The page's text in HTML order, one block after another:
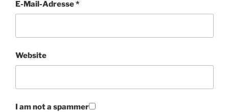
E-Mail-Adresse*
Website
I am not a spammer